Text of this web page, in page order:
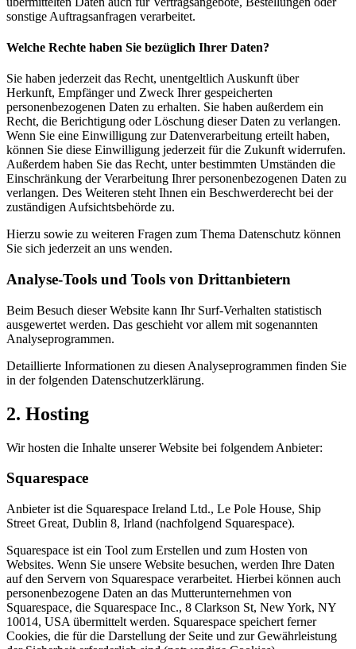
sonstige Auftragsanfragen verarbeitet.
Welche Rechte haben Sie bezüglich Ihrer Daten?
Sie haben jederzeit das Recht, unentgeltlich Auskunft über
Herkunft, Empfänger und Zweck Ihrer gespeicherten
personenbezogenen Daten zu erhalten. Sie haben außerdem ein
Recht, die Berichtigung oder Löschung dieser Daten zu verlangen.
Wenn Sie eine Einwilligung zur Datenverarbeitung erteilt haben,
können Sie diese Einwilligung jederzeit für die Zukunft widerrufen.
Außerdem haben Sie das Recht, unter bestimmten Umständen die
Einschränkung der Verarbeitung Ihrer personenbezogenen Daten zu
verlangen. Des Weiteren steht Ihnen ein Beschwerderecht bei der
zuständigen Aufsichtsbehörde zu.
Hierzu sowie zu weiteren Fragen zum Thema Datenschutz können
Sie sich jederzeit an uns wenden.
Analyse-Tools und Tools von Dritt­anbietern
Beim Besuch dieser Website kann Ihr Surf-Verhalten statistisch
ausgewertet werden. Das geschieht vor allem mit sogenannten
Analyseprogrammen.
Detaillierte Informationen zu diesen Analyseprogrammen finden Sie
in der folgenden Datenschutzerklärung.
2. Hosting
Wir hosten die Inhalte unserer Website bei folgendem Anbieter:
Squarespace
Anbieter ist die Squarespace Ireland Ltd., Le Pole House, Ship
Street Great, Dublin 8, Irland (nachfolgend Squarespace).
Squarespace ist ein Tool zum Erstellen und zum Hosten von
Websites. Wenn Sie unsere Website besuchen, werden Ihre Daten
auf den Servern von Squarespace verarbeitet. Hierbei können auch
personenbezogene Daten an das Mutterunternehmen von
Squarespace, die Squarespace Inc., 8 Clarkson St, New York, NY
10014, USA übermittelt werden. Squarespace speichert ferner
Cookies, die für die Darstellung der Seite und zur Gewährleistung